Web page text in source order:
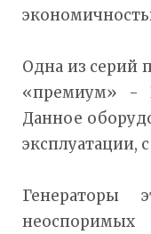
Одна из серий
«премиум» -
Данное
эксплуатации,
Генераторы